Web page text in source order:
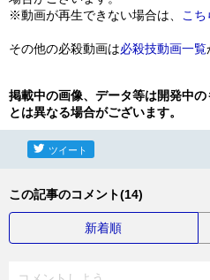
※動画が再生できない場合は、
こち
その他の必殺動画は必殺技動画一覧
掲載中の画像、データ等は開発中
とは異なる場合がございます。
ツイート
この記事のコメント(14)
新着順